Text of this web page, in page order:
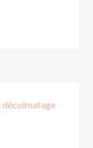
décolmatage